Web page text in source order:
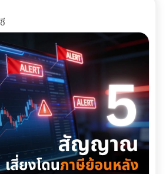
พรีเมียมที่จะมาดูแลสินค้าหลักล้านของ
ะเทคโนโลยีที่ออกแบบมาเพื่อการ
ถขนส่งระบบกันสะเทือนแบบถุงลม (Air-
อหัวใจสำคัญ! ต้องใช้รถบรรทุกที่ติดตั้ง
เพื่อดูดซับแรงสั่นสะเทือนและแรง
หลือน้อยที่สุด คุ้มครองเซนเซอร์ภายใน
พ 100% บริการ White Glove Service:
แค่การดรอปของไว้หน้าประตูโรง
งมีความเชี่ยวชาญในการแกะกล่อง
มือเข้าไปติดตั้งยังห้องปฏิบัติการที่ซับ
รรจุภัณฑ์กลับไปทิ้งอย่างถูกวิธี
ากล (Certifications): พาร์ทเนอร์ด้าน
กแบบ "รายวัน" ซึ่งไม่ตอบโจทย์ชาว
ระยะยาว (1-6 เดือน) หากคุณเป็น
หารที่ต้องการเพิ่ม Occupancy Rate
นี่คือจังหวะทองในการปรับ
องที่พักของกลุ่ม Digital Nomad นั้นต่าง
างสิ้นเชิง พวกเขาไม่ได้มองหาสระว่าย
แบบบุฟเฟต์เป็นอันดับแรก แต่พวกเขา
พักผ่อนได้" 3 กลยุทธ์เปลี่ยน
Hub ที่ทำกำไรสูงสุด หากต้องการดึงดูด
นหลักหมื่นถึงหลักแสนเพื่อเข้าพักระยะ
รนำเสนอใหม่ ดังนี้: 1. สร้าง Landing